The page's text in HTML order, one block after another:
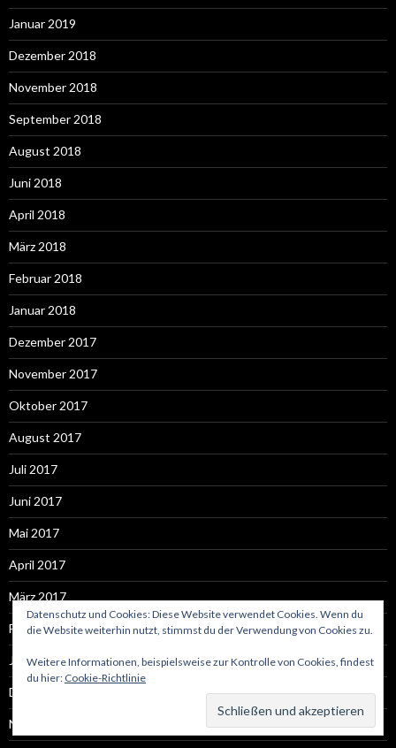
Januar 2019
Dezember 2018
November 2018
September 2018
August 2018
Juni 2018
April 2018
März 2018
Februar 2018
Januar 2018
Dezember 2017
November 2017
Oktober 2017
August 2017
Juli 2017
Juni 2017
Mai 2017
April 2017
März 2017
Februar 2017
Januar 2017
Dezember 2016
November 2016
Datenschutz und Cookies: Diese Website verwendet Cookies. Wenn du
die Website weiterhin nutzt, stimmst du der Verwendung von Cookies zu.
Weitere Informationen, beispielsweise zur Kontrolle von Cookies, findest
du hier: Cookie-Richtlinie